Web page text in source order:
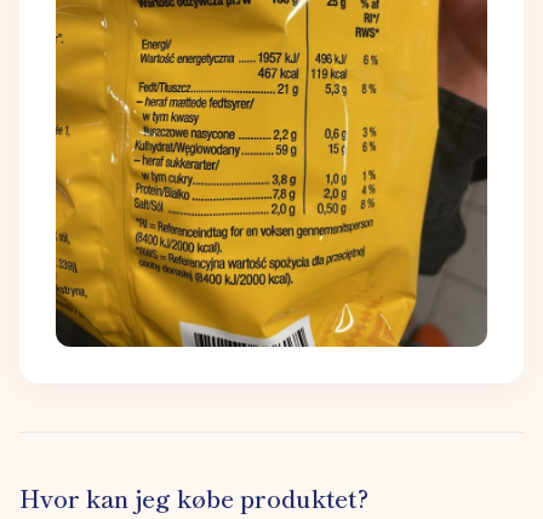
Hvor kan jeg købe produktet?